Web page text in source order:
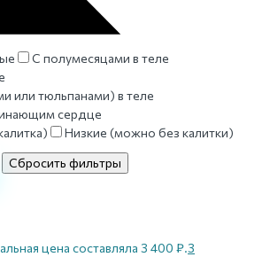
С полумесяцами в теле
или тюльпанами) в теле
сердце
Низкие (можно без калитки)
Сбросить фильтры
цена составляла 3 400 ₽.3